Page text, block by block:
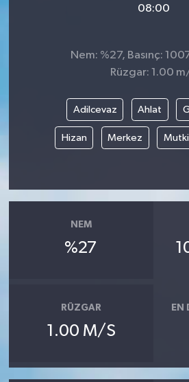
08:00
Nem: %27, Basınç:
Rüzgar: 1.00
Adilcevaz Ahlat
Hizan Merkez Mutki
NEM
%27
RÜZGAR
1.00 M/S
EN